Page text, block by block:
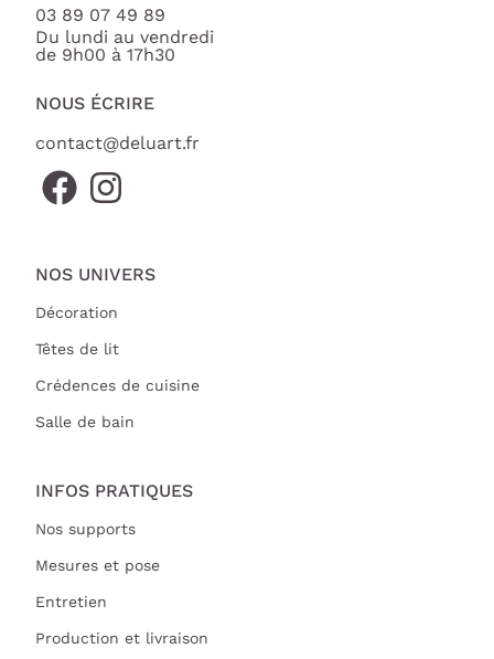
03 89 07 49 89
Du lundi au vendredi
de 9h00 à 17h30
NOUS ÉCRIRE
contact@deluart.fr
NOS UNIVERS
Décoration
Têtes de lit
Crédences de cuisine
Salle de bain
INFOS PRATIQUES
Nos supports
Mesures et pose
Entretien
Production et livraison